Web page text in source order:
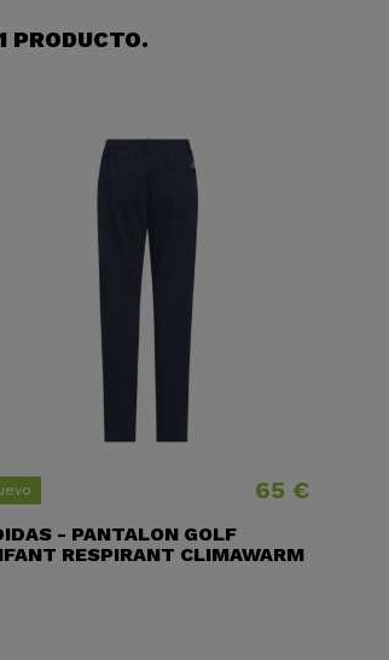
PRODUCTO.
Precio
65 €
- PANTALON GOLF
RESPIRANT CLIMAWARM